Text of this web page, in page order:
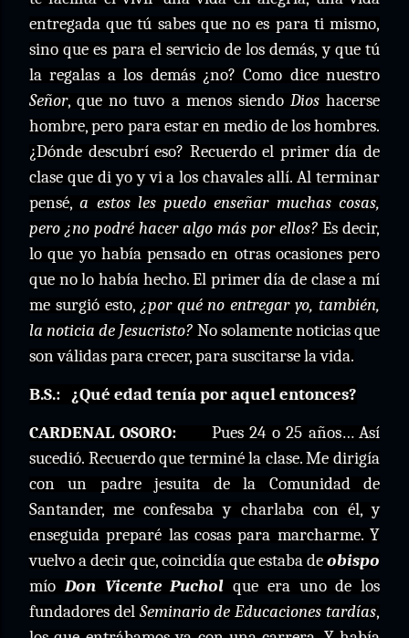
entregada que tú sabes que no es para ti mismo,
sino que es para el servicio de los demás, y que tú
la regalas a los demás ¿no? Como dice nuestro
Señor, que no tuvo a menos siendo Dioshacerse
hombre, pero para estar en medio de los hombres.
¿Dónde descubrí eso? Recuerdo el primer día de
clase que di yo y vi a los chavales allí. Al terminar
pensé,a estos les puedo enseñar muchas cosas,
pero ¿no podré hacer algo más por ellos? Es decir,
lo que yo había pensado en otras ocasiones pero
que no lo había hecho. El primer día de clase a mí
me surgió esto, ¿por qué no entregar yo, también,
la noticia de Jesucristo? No solamente noticias que
son válidas para crecer, para suscitarse la vida.
B.S.: ¿Qué edad tenía por aquel entonces?
CARDENAL OSORO:
Pues 24 o 25 años… Así
sucedió. Recuerdo que terminé la clase. Me dirigía
con un padre jesuita de la Comunidad de
Santander, me confesaba y charlaba con él, y
enseguida preparé las cosas para marcharme. Y
vuelvo a decir que, coincidía que estaba deobispo
mío Don Vicente Puchol que era uno de los
fundadores del Seminario de Educaciones tardías,